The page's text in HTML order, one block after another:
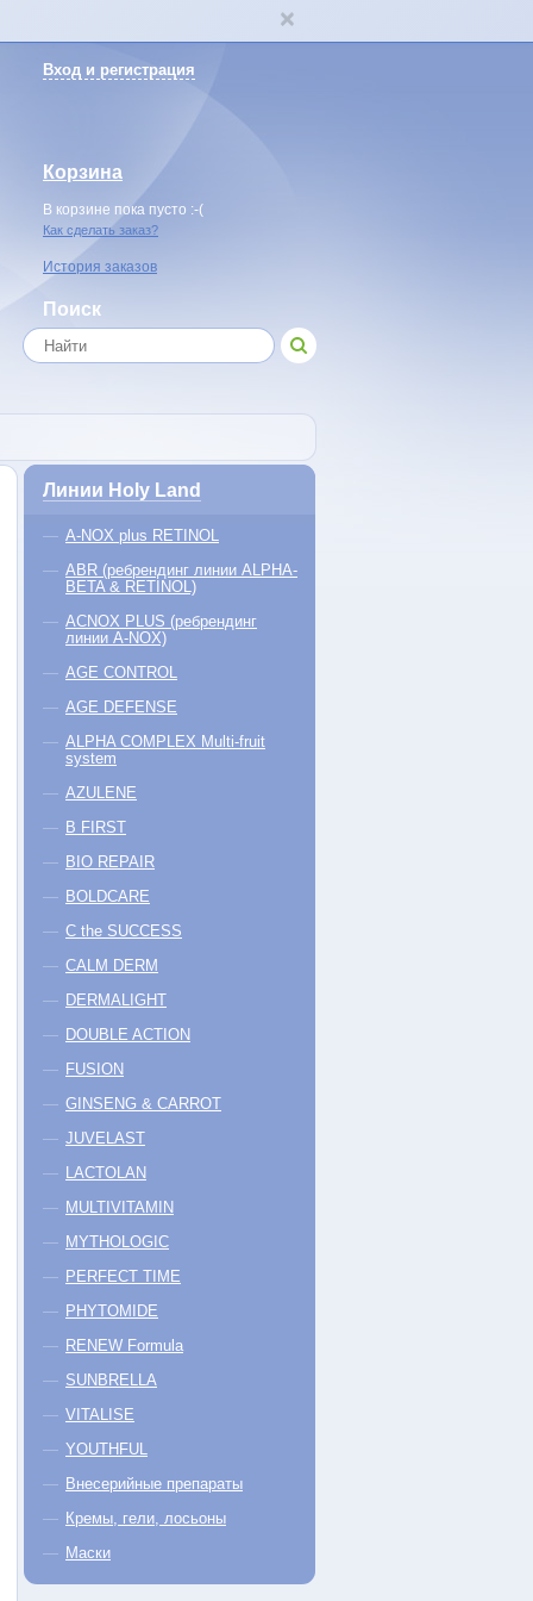
Вход и регистрация
Корзина
В корзине пока пусто :-(
Как сделать заказ?
История заказов
Поиск
Alcohol Free Face
Lotion
250 мл
Линии Holy Land
A-NOX plus RETINOL
ABR (ребрендинг линии ALPHA-
BETA & RETINOL)
ACNOX PLUS (ребрендинг
линии A-NOX)
AGE CONTROL
AGE DEFENSE
ALPHA COMPLEX Multi-fruit
system
AZULENE
B FIRST
BIO REPAIR
BOLDCARE
C the SUCCESS
CALM DERM
DERMALIGHT
DOUBLE ACTION
FUSION
GINSENG & CARROT
JUVELAST
LACTOLAN
MULTIVITAMIN
MYTHOLOGIC
PERFECT TIME
PHYTOMIDE
RENEW Formula
SUNBRELLA
VITALISE
YOUTHFUL
Внесерийные препараты
Кремы, гели, лосьоны
Маски